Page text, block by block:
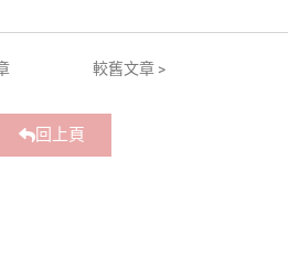
較舊文章 >
回上頁